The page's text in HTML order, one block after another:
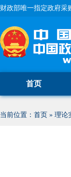
财政部唯一指定政府采
首页
当前位置： 首页 » 理论